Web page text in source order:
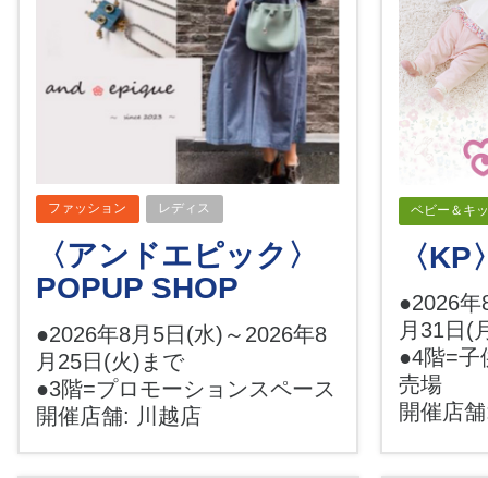
ファッション レディス
〈アンドエピック〉
POPUP SHOP
●2026年8月5日(水)～2026年8
月25日(火)まで
●3階=プロモーションスペース
開催店舗: 川越店
ベビー＆キ
〈
●2026年
月31日(
●4階=子
売場
開催店